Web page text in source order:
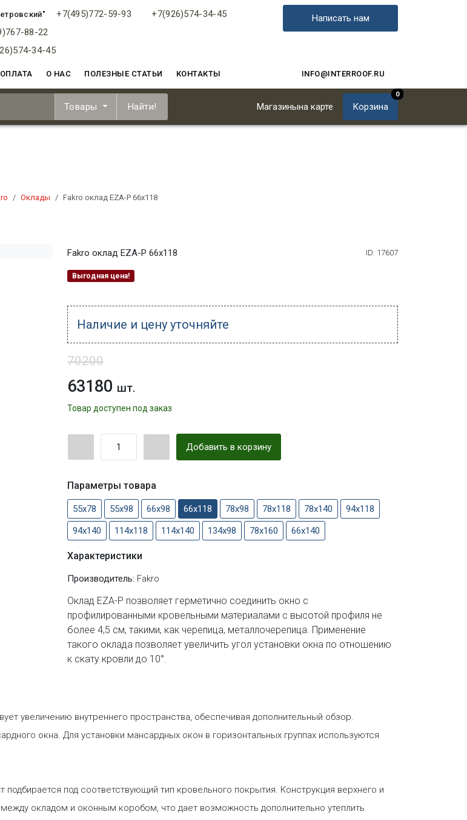
+7(495)772-59-93 +7(926)574-34-45
88-22
34-45
Написать нам
О НАС ПОЛЕЗНЫЕ СТАТЬИ КОНТАКТЫ INFO@INTERROOF.RU
Товары Найти! Магазинына карте Корзина
0
Оклады Fakro оклад EZA-P 66х118
Fakro оклад EZA-P 66х118 ID: 17607
Выгодная цена!
Наличие и цену уточняйте
70200
63180 шт.
Товар доступен под заказ
Добавить в корзину
Параметры товара
55х78 55х98 66х98 66х118 78х98 78х118 78х140 94х118
94х140 114х118 114х140 134х98 78х160 66х140
Характеристики
Производитель: Fakro
Оклад EZA-P позволяет герметично соединить окно с
профилированными кровельными материалами с высотой профиля не
более 4,5 см, такими, как черепица, металлочерепица. Применение
такого оклада позволяет увеличить угол установки окна по отношению
к скату кровли до 10°.
увеличению внутреннего пространства, обеспечивая дополнительный обзор.
окна. Для установки мансардных окон в горизонтальных группах используются
под соответствующий тип кровельного покрытия. Конструкция верхнего и
окладом и оконным коробом, что дает возможность дополнительно утеплить